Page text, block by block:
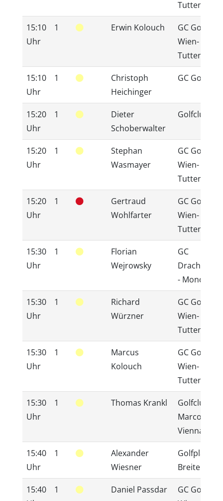
Tuttendörfl
15:10
Uhr
1 Erwin Kolouch
GC
Wien-
Tuttendörfl
15:10
Uhr
1
Christoph
Heichinger
GC
15:20
Uhr
1
Dieter
Schoberwalter
Golfclub
15:20
Uhr
1
Stephan
Wasmayer
GC
Wien-
Tuttendörfl
15:20
Uhr
1
Gertraud
Wohlfarter
GC
Wien-
Tuttendörfl
15:30
Uhr
1
Florian
Wejrowsky
GC
- Mondsee
15:30
Uhr
1
Richard
Würzner
GC
Wien-
Tuttendörfl
15:30
Uhr
1
Marcus
Kolouch
GC
Wien-
Tuttendörfl
15:30
Uhr
1 Thomas Krankl
Golfclub
Marco Polo
Vienna
15:40
Uhr
1
Alexander
Wiesner
Golfplatz
Breitenfurt
15:40
1 Daniel Passdar
GC